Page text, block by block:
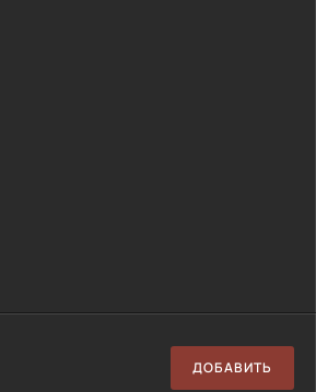
ДОБАВИТЬ